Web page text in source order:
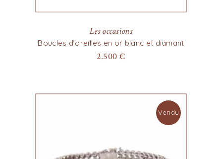
Les occasions
Boucles d’oreilles en or blanc et diamant
2.500 €
Vendu